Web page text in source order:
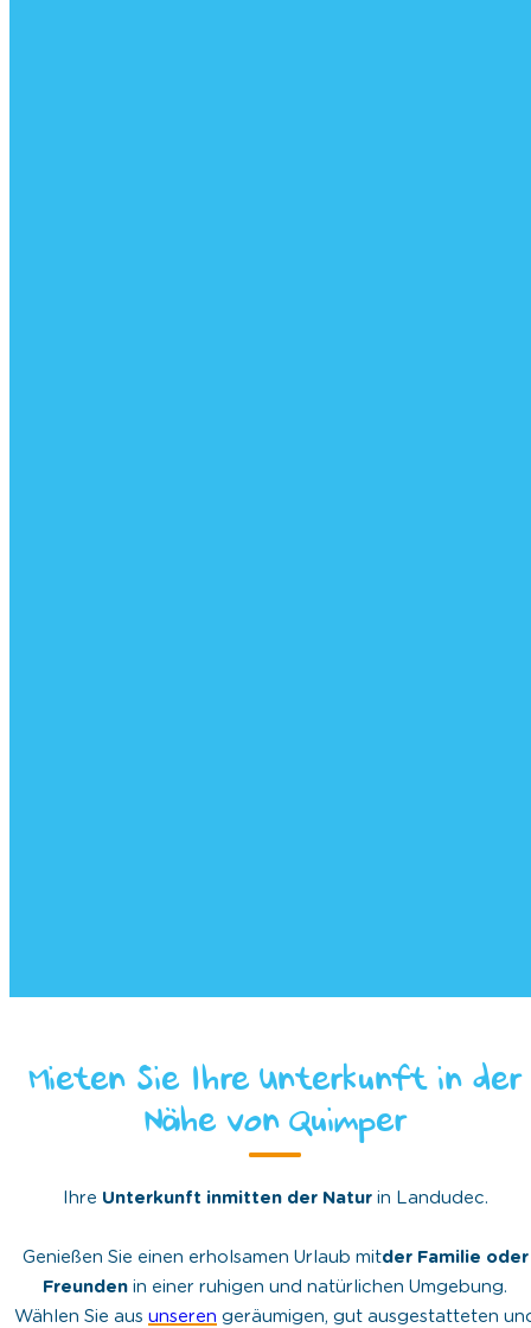
Mieten Sie Ihre Unterkunft in der
Nähe von Quimper
Ihre Unterkunft inmitten der Naturin Landudec.
Genießen Sie einen erholsamen Urlaub mitder Familie oder
Freunden in einer ruhigen und natürlichen Umgebung.
Wählen Sie aus unseren geräumigen, gut ausgestatteten